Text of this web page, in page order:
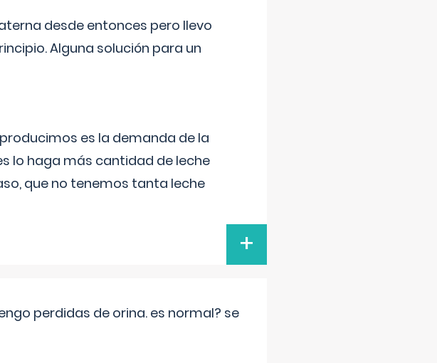
desde entonces pero llevo
Alguna solución para un
es la demanda de la
lo haga más cantidad de leche
que no tenemos tanta leche
+
perdidas de orina. es normal? se